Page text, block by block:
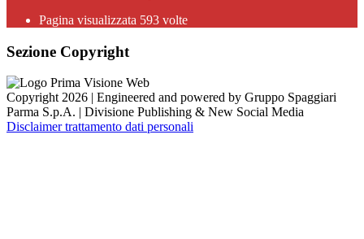
Pagina visualizzata 593 volte
Sezione Copyright
Copyright 2026 | Engineered and powered by Gruppo Spaggiari
Parma S.p.A. | Divisione Publishing & New Social Media
Disclaimer trattamento dati personali